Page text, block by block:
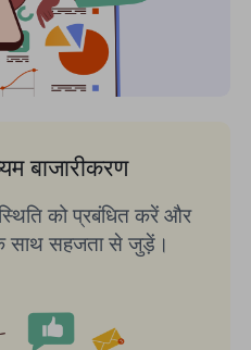
बाजारीकरण
को प्रबंधित करें और
साथ सहजता से जुड़ें।